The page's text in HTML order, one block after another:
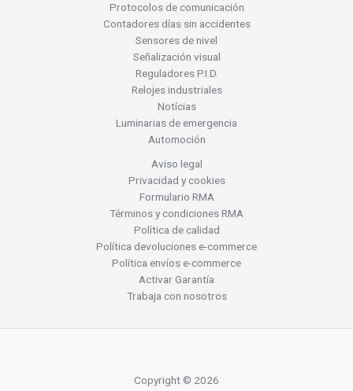
Protocolos de comunicación
Contadores días sin accidentes
Sensores de nivel
Señalización visual
Reguladores P.I.D.
Relojes industriales
Notícias
Luminarias de emergencia
Automoción
Aviso legal
Privacidad y cookies
Formulario RMA
Términos y condiciones RMA
Política de calidad
Política devoluciones e-commerce
Política envíos e-commerce
Activar Garantía
Trabaja con nosotros
Copyright © 2026